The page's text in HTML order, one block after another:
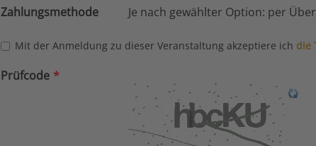
Zahlungsmethode Je nach gewählter Option: per
Mit der Anmeldung zu dieser Veranstaltung akzeptiere ich die
Prüfcode *